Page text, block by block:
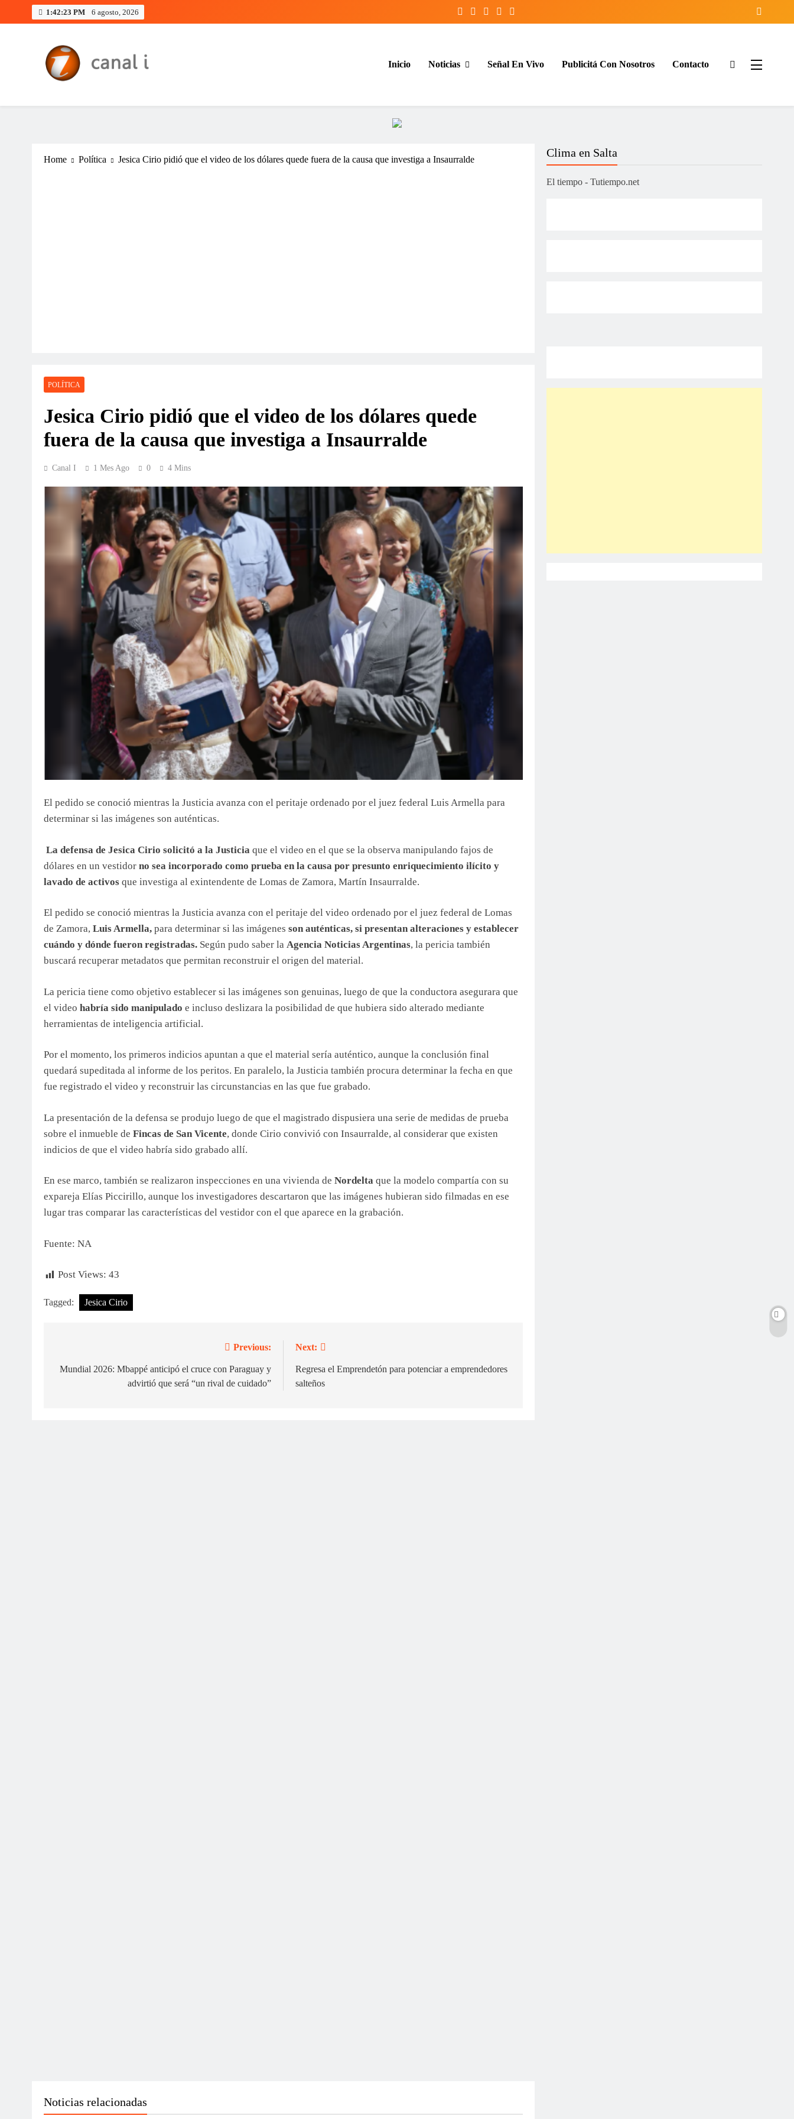
1:42:24 PM 6 agosto, 2026
Canal i | Noticias de Salta, Argentina y el mundo, las 24 horas del día
Inicio Noticias Señal En Vivo Publicitá Con Nosotros Contacto
Home Política Jesica Cirio pidió que el video de los dólares quede fuera de la causa que investiga a Insaurralde
POLÍTICA
Jesica Cirio pidió que el video de los dólares quede
fuera de la causa que investiga a Insaurralde
Canal I 1 Mes Ago 0 4 Mins
El pedido se conoció mientras la Justicia avanza con el peritaje ordenado por el juez federal Luis Armella para
determinar si las imágenes son auténticas.
La defensa de Jesica Cirio solicitó a la Justicia que el video en el que se la observa manipulando fajos de
dólares en un vestidor no sea incorporado como prueba en la causa por presunto enriquecimiento ilícito y
lavado de activos que investiga al exintendente de Lomas de Zamora, Martín Insaurralde.
El pedido se conoció mientras la Justicia avanza con el peritaje del video ordenado por el juez federal de Lomas
de Zamora, Luis Armella, para determinar si las imágenes son auténticas, si presentan alteraciones y establecer
cuándo y dónde fueron registradas. Según pudo saber la Agencia Noticias Argentinas, la pericia también
buscará recuperar metadatos que permitan reconstruir el origen del material.
La pericia tiene como objetivo establecer si las imágenes son genuinas, luego de que la conductora asegurara que
el video habría sido manipulado e incluso deslizara la posibilidad de que hubiera sido alterado mediante
herramientas de inteligencia artificial.
Por el momento, los primeros indicios apuntan a que el material sería auténtico, aunque la conclusión final
quedará supeditada al informe de los peritos. En paralelo, la Justicia también procura determinar la fecha en que
fue registrado el video y reconstruir las circunstancias en las que fue grabado.
La presentación de la defensa se produjo luego de que el magistrado dispusiera una serie de medidas de prueba
sobre el inmueble de Fincas de San Vicente, donde Cirio convivió con Insaurralde, al considerar que existen
indicios de que el video habría sido grabado allí.
En ese marco, también se realizaron inspecciones en una vivienda de Nordelta que la modelo compartía con su
expareja Elías Piccirillo, aunque los investigadores descartaron que las imágenes hubieran sido filmadas en ese
lugar tras comparar las características del vestidor con el que aparece en la grabación.
Fuente: NA
Post Views: 43
Tagged: Jesica Cirio
de
Previous:
Mundial 2026: Mbappé anticipó el cruce con Paraguay y
advirtió que será “un rival de cuidado”
Next:
Regresa el Emprendetón para potenciar a emprendedores
salteños
Noticias relacionadas
Clima en Salta
El tiempo - Tutiempo.net